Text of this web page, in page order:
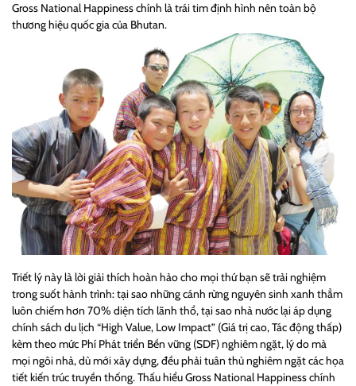
Gross National Happinesschính là trái tim định hình nên toàn bộ
thương hiệu quốc gia của Bhutan.
Triết lý này là lời giải thích hoàn hảo cho mọi thứ bạn sẽ trải nghiệm
trong suốt hành trình: tại sao những cánh rừng nguyên sinh xanh thẳm
luôn chiếm hơn 70% diện tích lãnh thổ, tại sao nhà nước lại áp dụng
chính sách du lịch “High Value, Low Impact” (Giá trị cao, Tác động thấp)
kèm theo mức Phí Phát triển Bền vững (SDF) nghiêm ngặt, lý do mà
mọi ngôi nhà, dù mới xây dựng, đều phải tuân thủ nghiêm ngặt các họa
tiết kiến trúc truyền thống. Thấu hiểuGross National Happinesschính